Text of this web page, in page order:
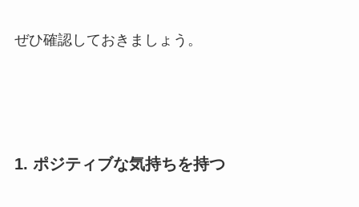
ぜひ確認しておきましょう。
1. ポジティブな気持ちを持つ